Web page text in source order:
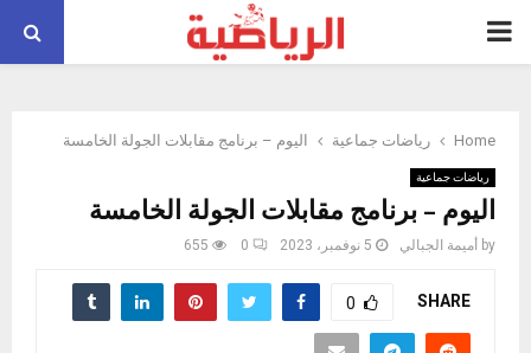
PRIMARY
Home رياضات جماعية اليوم – برنامج مقابلات الجولة الخامسة
رياضات جماعية
اليوم – برنامج مقابلات الجولة الخامسة
by أميمة الجبالي 5 نوفمبر، 2023 0
655
SHARE
0